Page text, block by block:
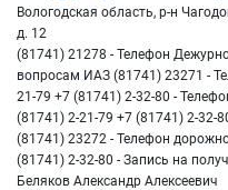
Вологодская область, р-н
д. 12
(81741) 21278 - Телефон
вопросам ИАЗ (81741) 23271 -
21-79 +7 (81741) 2-32-80 -
(81741) 2-21-79 +7 (81741) 2-32-
(81741) 23272 - Телефон
(81741) 2-32-80 - Запись на
Беляков Александр Алексеевич